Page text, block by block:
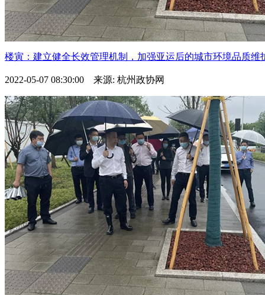
楼寅：建立健全长效管理机制，加强亚运后的城市环境品质维
2022-05-07 08:30:00 来源: 杭州政协网